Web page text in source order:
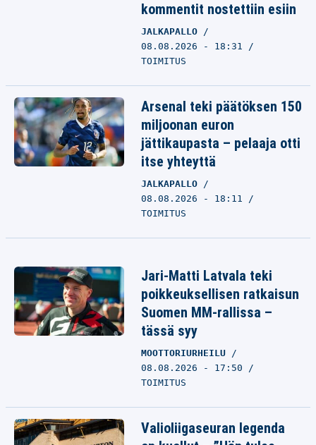
kommentit nostettiin esiin
JALKAPALLO
08.08.2026 - 18:31
TOIMITUS
Arsenal teki päätöksen 150
miljoonan euron
jättikaupasta – pelaaja otti
itse yhteyttä
JALKAPALLO
08.08.2026 - 18:11
TOIMITUS
Jari-Matti Latvala teki
poikkeuksellisen ratkaisun
Suomen MM-rallissa –
tässä syy
MOOTTORIURHEILU
08.08.2026 - 17:50
TOIMITUS
Valioliigaseuran legenda